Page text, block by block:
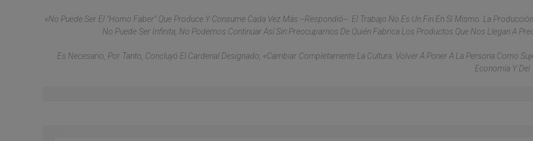
«No Puede Ser El "homo Faber" Que Produce Y Consume Cada Vez Más --Respondió--. El Trabajo No Es Un Fin En Sí Mismo. La
No Puede Ser Infinita, No Podemos Continuar Así Sin Preocuparnos De Quién Fabrica Los Productos Que Nos Llegan A
Es Necesario, Por Tanto, Concluyó El Cardenal Designado, «cambiar Completamente La Cultura: Volver A Poner A La Persona Como
Economía Y Del